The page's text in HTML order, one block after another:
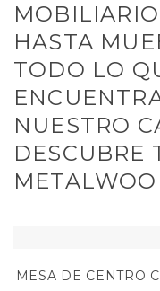
HASTA
TODO LO
NUESTRO
DESCUBRE
MESA DE CENTRO